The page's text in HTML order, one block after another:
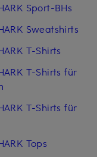
Sport-BHs
Sweatshirts
T-Shirts
T-Shirts für
T-Shirts für
Tops